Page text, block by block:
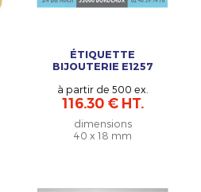
ÉTIQUETTE
BIJOUTERIE E1257
à partir de 500 ex.
116.30 € HT.
dimensions
40 x 18 mm